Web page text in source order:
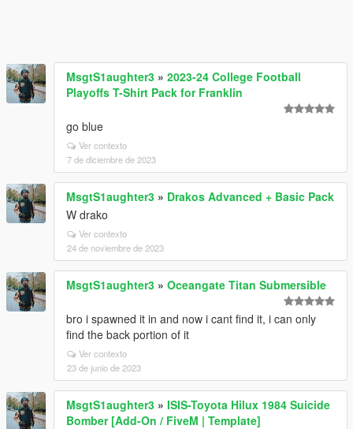
MsgtS1aughter3 » 2023-24 College Football
Playoffs T-Shirt Pack for Franklin
go blue
Ver contexto
7 de diciembre de 2023
MsgtS1aughter3 » Drakos Advanced + Basic Pack
W drako
Ver contexto
24 de noviembre de 2023
MsgtS1aughter3 » Oceangate Titan Submersible
bro i spawned it in and now i cant find it, i can only
find the back portion of it
Ver contexto
23 de junio de 2023
MsgtS1aughter3 » ISIS-Toyota Hilux 1984 Suicide
Bomber [Add-On / FiveM | Template]